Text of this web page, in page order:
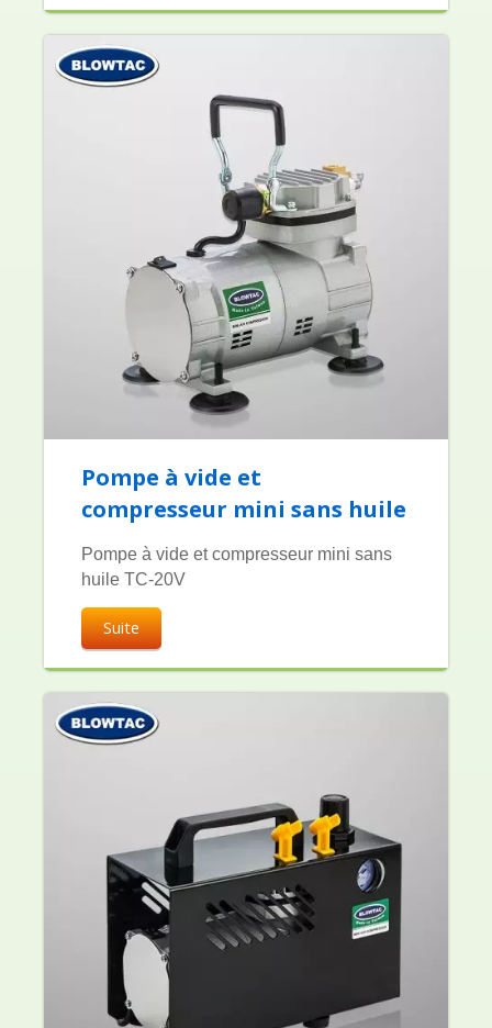
Pompe à vide et
compresseur mini sans huile
Pompe à vide et compresseur mini sans
huile TC-20V
Suite